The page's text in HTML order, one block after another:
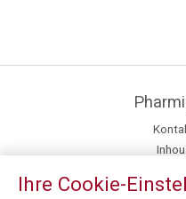
Ihre Cookie-